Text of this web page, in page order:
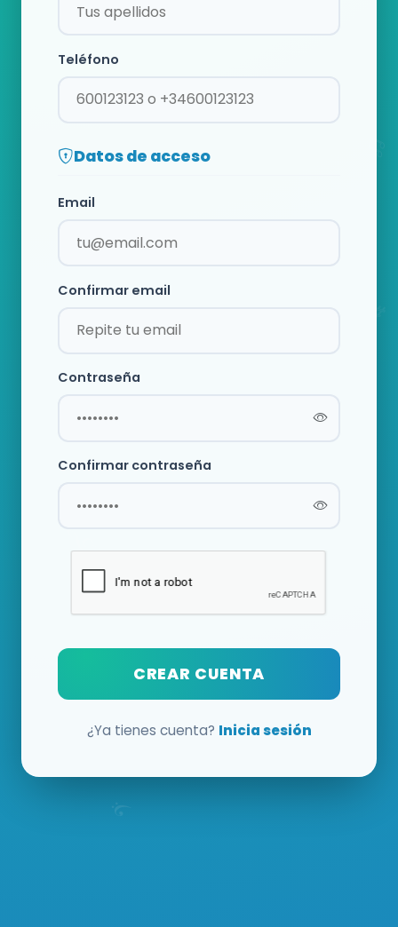
Teléfono
Datos de acceso
Email
Confirmar email
Contraseña
Confirmar contraseña
CREAR CUENTA
¿Ya tienes cuenta? Inicia sesión